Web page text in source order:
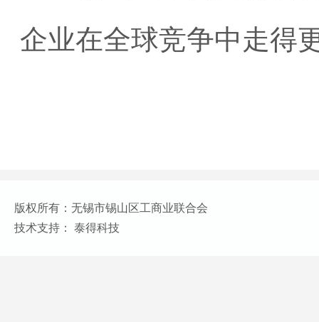
企业在全球竞争中走得
版权所有：无锡市锡山区工商业联合会
技术支持： 泰得科技